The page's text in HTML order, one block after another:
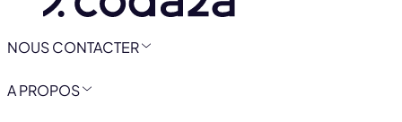
NOUS CONTACTER
A PROPOS